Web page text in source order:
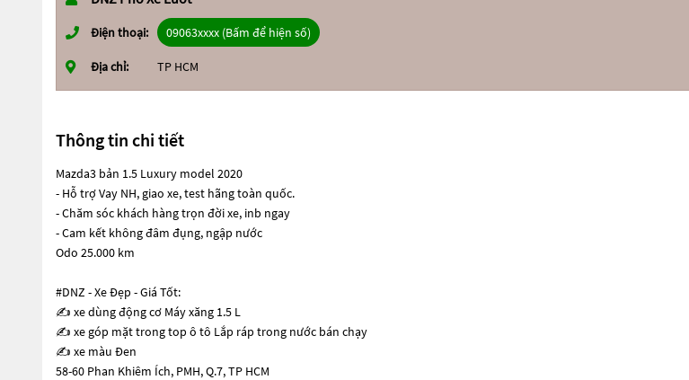
Điện thoại: 09063xxxx (Bấm để hiện số)
Địa chỉ: TP HCM
Thông tin chi tiết
Mazda3 bản 1.5 Luxury model 2020
- Hỗ trợ Vay NH, giao xe, test hãng toàn quốc.
- Chăm sóc khách hàng trọn đời xe, inb ngay
- Cam kết không đâm đụng, ngập nước
Odo 25.000 km
#DNZ - Xe Đẹp - Giá Tốt:
✍ xe dùng động cơ Máy xăng 1.5 L
✍ xe góp mặt trong top ô tô Lắp ráp trong nước bán chạy
✍ xe màu Đen
58-60 Phan Khiêm Ích, PMH, Q.7, TP HCM